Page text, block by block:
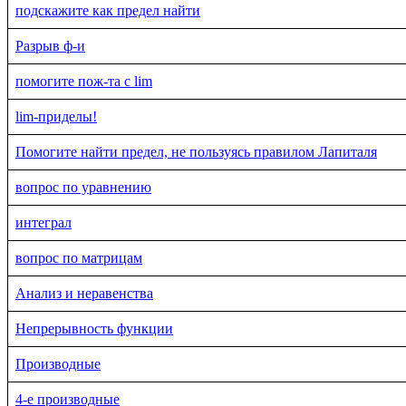
подскажите как предел найти
Разрыв ф-и
помогите пож-та с lim
lim-приделы!
Помогите найти предел, не пользуясь правилом Лапиталя
вопрос по уравнению
интеграл
вопрос по матрицам
Анализ и неравенства
Непрерывность функции
Производные
4-е производные